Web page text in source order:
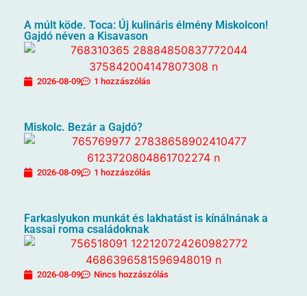
A múlt köde. Toca: Új kulináris élmény Miskolcon!
Gajdó néven a Kisavason
2026-08-09 1 hozzászólás
Miskolc. Bezár a Gajdó?
2026-08-09 1 hozzászólás
Farkaslyukon munkát és lakhatást is kínálnának a
kassai roma családoknak
2026-08-09 Nincs hozzászólás